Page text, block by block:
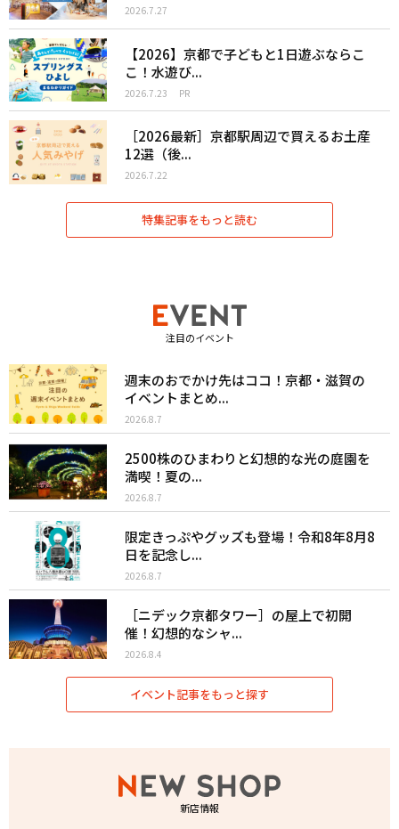
2026.7.27
【2026】京都で子どもと1日遊ぶならこ
こ！水遊び...
2026.7.23 PR
［2026最新］京都駅周辺で買えるお土産
12選（後...
2026.7.22
特集記事をもっと読む
注目のイベント
週末のおでかけ先はココ！京都・滋賀の
イベントまとめ...
2026.8.7
2500株のひまわりと幻想的な光の庭園を
満喫！夏の...
2026.8.7
限定きっぷやグッズも登場！令和8年8月8
日を記念し...
2026.8.7
［ニデック京都タワー］の屋上で初開
催！幻想的なシャ...
2026.8.4
イベント記事をもっと探す
新店情報